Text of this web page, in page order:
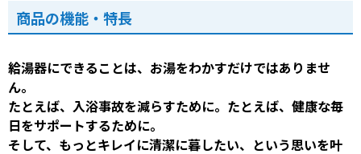
商品の機能・特長
給湯器にできることは、お湯をわかすだけではありませ
ん。
たとえば、入浴事故を減らすために。たとえば、健康な毎
日をサポートするために。
そして、もっとキレイに清潔に暮したい、という思いを叶